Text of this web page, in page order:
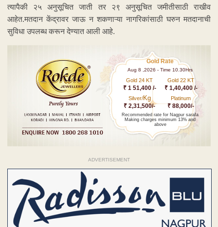
त्यापैकी २५ अनुसूचित जाती तर २९ अनुसूचित जमीतीसाठी राखीव
आहेत.मतदान केंद्रावर जाऊ न शकणाऱ्या नागरिकांसाठी घरुन मतदानाची
सुविधा उपलब्ध करून देण्यात आली आहे.
Gold Rate
Aug 8 ,2026 - Time 10.30Hrs
Gold 24 KT
₹ 1 51,400 /-
Gold 22 KT
₹ 1,40,400 /-
Silver/Kg
₹ 2,31,500/-
Platinum
₹ 88,000/-
Recommended rate for Nagpur sarafa
Making charges minimum 13% and
above
ADVERTISEMENT